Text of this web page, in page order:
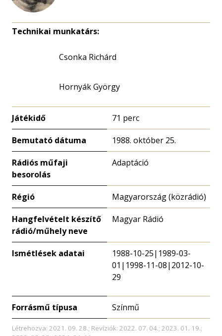
Technikai munkatárs:
Csonka Richárd
Hornyák György
Játékidő 71 perc
Bemutató dátuma 1988. október 25.
Rádiós műfaji
besorolás
Adaptáció
Régió Magyarország (közrádió)
Hangfelvételt készítő
rádió/műhely neve
Magyar Rádió
Ismétlések adatai
1988-10-25|1989-03-
01|1998-11-08|2012-10-
29
Forrásmű típusa Színmű
Létrehozva: 2021. 09. 28.; Revíziók: 2022. 07. 04.; 2023. 01. 19.;